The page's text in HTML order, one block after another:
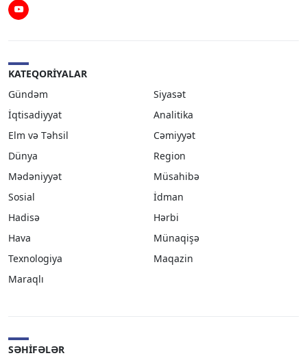
Youtube
KATEQORIYALAR
Gündəm
Siyasət
İqtisadiyyat
Analitika
Elm və Təhsil
Cəmiyyət
Dünya
Region
Mədəniyyət
Müsahibə
Sosial
İdman
Hadisə
Hərbi
Hava
Münaqişə
Texnologiya
Maqazin
Maraqlı
SƏHIFƏLƏR